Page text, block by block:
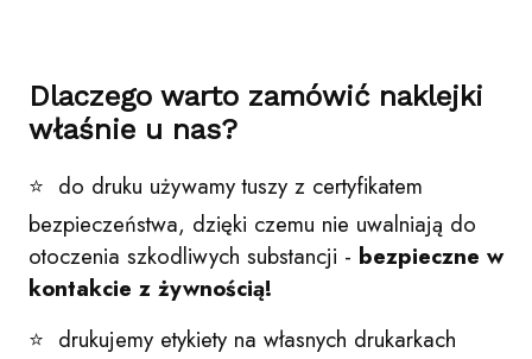
Dlaczego warto zamówić naklejki
właśnie u nas?
⭐ do druku używamy tuszy z certyfikatem
bezpieczeństwa, dzięki czemu nie uwalniają do
otoczenia szkodliwych substancji - bezpieczne w
kontakcie z żywnością!
⭐ drukujemy etykiety na własnych drukarkach